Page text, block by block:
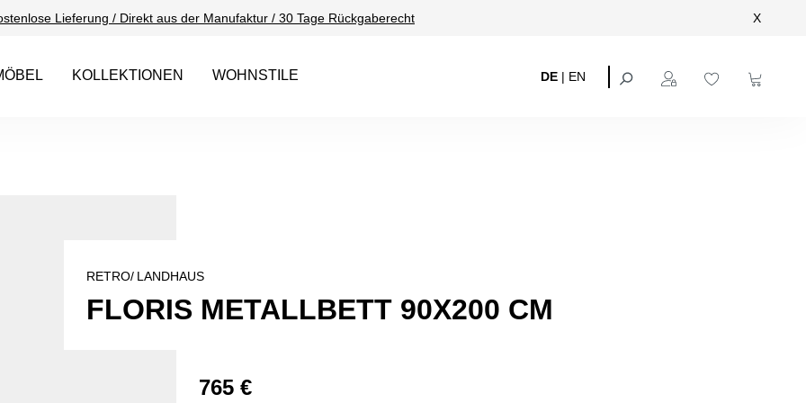
Lieferung / Direkt aus der Manufaktur / 30 Tage Rückgaberecht X
KOLLEKTIONEN WOHNSTILE DE | EN
RETRO/ LANDHAUS
FLORIS METALLBETT 90X200 CM
765 €